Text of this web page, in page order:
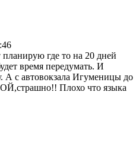
где то на 20 дней
время передумать. И
А с автовокзала Игуменицы до
ОЙ,страшно!! Плохо что языка